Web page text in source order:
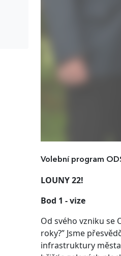
Volební program
LOUNY 22!
Bod 1 - vize
Od svého vzniku se
roky?” Jsme
infrastruktury